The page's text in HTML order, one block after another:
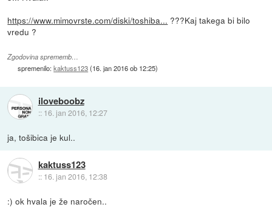
https://www.mimovrste.com/diski/toshiba... ???Kaj takega bi bilo
vredu ?
Zgodovina sprememb…
spremenilo:kaktuss123(16. jan 2016 ob 12:25)
iloveboobz
:: 16. jan 2016, 12:27
ja, tošibica je kul..
kaktuss123
:: 16. jan 2016, 12:38
:) ok hvala je že naročen..